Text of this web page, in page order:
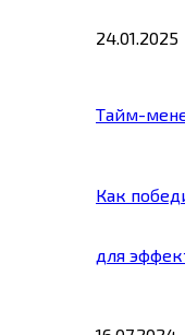
24.01.2025
Тайм-
Как
для